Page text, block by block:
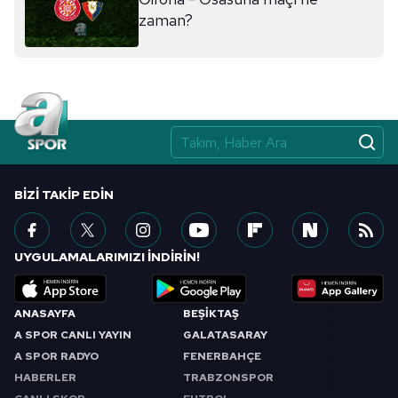
ilgili mevzuata uygun olarak kullanılan çerezlerle ilgili bilgi
almak için lütfen
tıklayınız.
zaman?
ANASAYFA
A SPOR CANLI YAYIN
A SPOR RADYO
HABERLER
BEŞİKTAŞ
GALATASARAY
FENERBAHÇE
TRABZONSPOR
BIZI TAKIP EDIN
UYGULAMALARIMIZI İNDİRİN!